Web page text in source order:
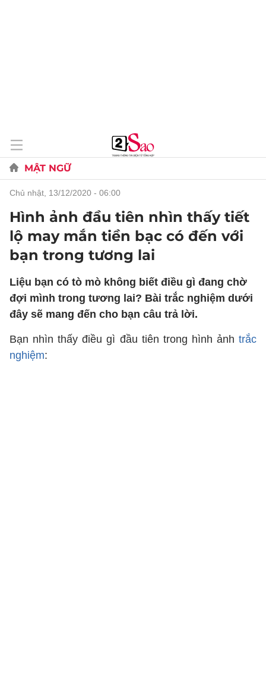
MẬT NGỮ
chủ nhật, 13/12/2020 - 06:00
Hình ảnh đầu tiên nhìn thấy tiết
lộ may mắn tiền bạc có đến với
bạn trong tương lai
Liệu bạn có tò mò không biết điều gì đang chờ
đợi mình trong tương lai? Bài trắc nghiệm dưới
đây sẽ mang đến cho bạn câu trả lời.
Bạn nhìn thấy điều gì đầu tiên trong hình ảnh trắc
nghiệm: